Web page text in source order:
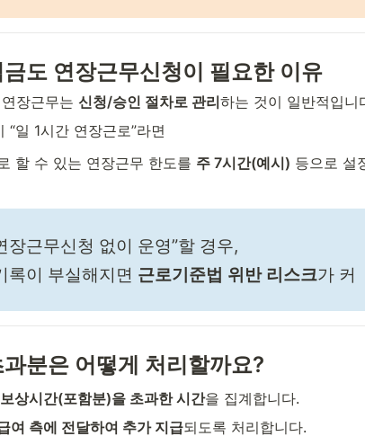
도 연장근무신청이 필요한 이유
장근무는 신청/승인 절차로 관리하는 것이 일반적입니
일 1시간 연장근로”라면
할 수 있는 연장근무 한도를 주 7시간(예시) 등으로 설
장근무신청 없이 운영”할 경우,
록이 부실해지면 근로기준법 위반 리스크가 커
분은 어떻게 처리할까요?
상시간(포함분)을 초과한 시간을 집계합니다.
여 측에 전달하여 추가 지급되도록 처리합니다.